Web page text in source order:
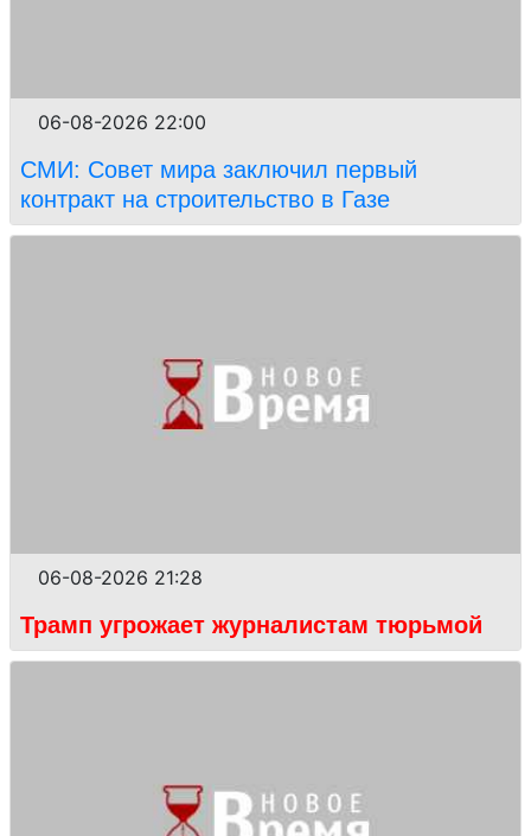
06-08-2026 22:00
СМИ: Совет мира заключил первый
контракт на строительство в Газе
06-08-2026 21:28
Трамп угрожает журналистам тюрьмой